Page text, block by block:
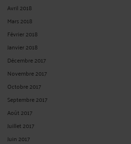
Avril 2018
Mars 2018
Février 2018
Janvier 2018
Décembre 2017
Novembre 2017
Octobre 2017
Septembre 2017
Août 2017
Juillet 2017
Juin 2017